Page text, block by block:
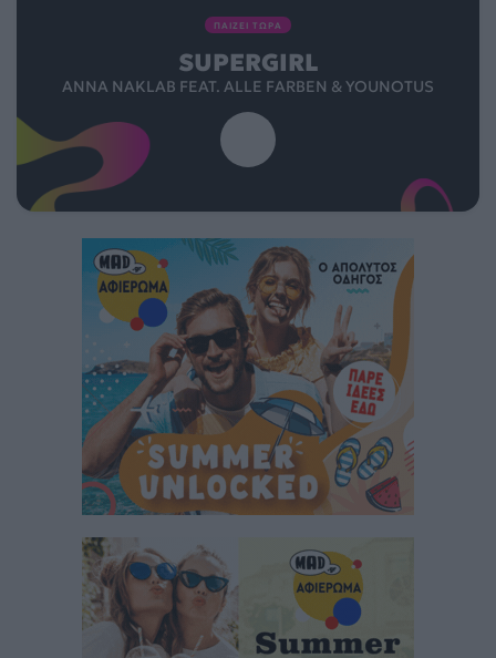
ΠΑΙΖΕΙ ΤΩΡΑ
SUPERGIRL
ANNA NAKLAB FEAT. ALLE FARBEN & YOUNOTUS